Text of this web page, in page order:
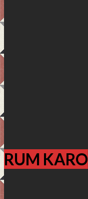
RUM KARO